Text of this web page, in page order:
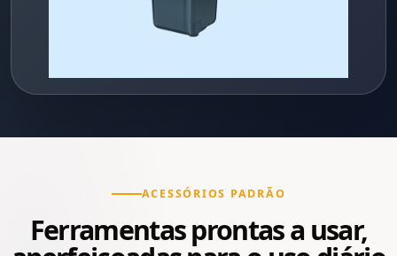
ACESSÓRIOS PADRÃO
Ferramentas prontas a usar,